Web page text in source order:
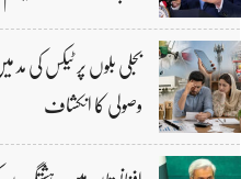
وصولی کا انکشاف